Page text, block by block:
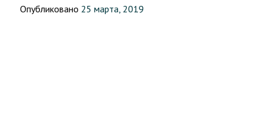
Опубликовано 25 марта, 2019